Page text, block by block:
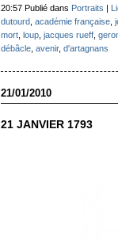
20:57 Publié dans Portraits |
dutourd, académie française,
mort, loup, jacques rueff,
débâcle, avenir, d'artagnans
21/01/2010
21 JANVIER 1793